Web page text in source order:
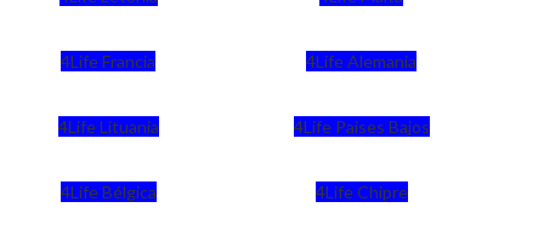
4Life Francia 4Life Alemania
4Life Lituania 4Life Paises Bajos
4Life Bélgica 4Life Chipre